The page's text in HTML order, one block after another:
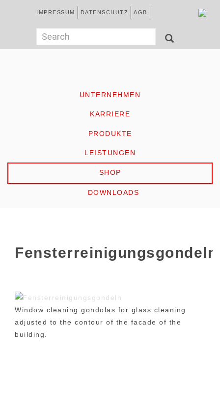
Kopfzeile
IMPRESSUM DATENSCHUTZ AGB
Suchformular
Search SEARCH
UNTERNEHMEN
KARRIERE
PRODUKTE
LEISTUNGEN
SHOP
DOWNLOADS
Fensterreinigungsgondeln
Window cleaning gondolas for glass cleaning
adjusted to the contour of the facade of the
building.